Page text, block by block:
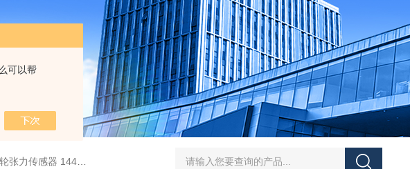
可以帮
张力传感器 144霍尼希曼张力传感器 RFS150XY霍尼希曼双轴张力传感器 RFS200S霍尼希